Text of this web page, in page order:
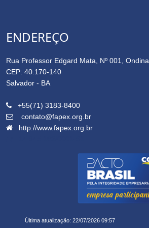
ENDEREÇO
Rua Professor Edgard Mata, Nº 001, Ondina,
CEP: 40.170-140
Salvador - BA
+55(71) 3183-8400
contato@fapex.org.br
http://www.fapex.org.br
Última atualização: 22/07/2026 09:57